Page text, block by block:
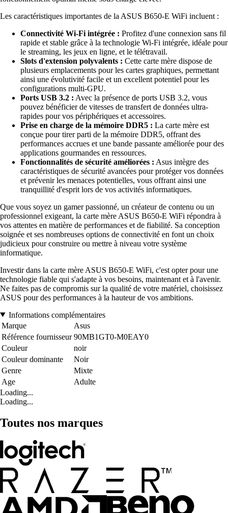
Les caractéristiques importantes de la ASUS B650-E WiFi incluent :
Connectivité Wi-Fi intégrée : Profitez d'une connexion sans fil
rapide et stable grâce à la technologie Wi-Fi intégrée, idéale pour
le streaming, les jeux en ligne, et le télétravail.
Slots d'extension polyvalents : Cette carte mère dispose de
plusieurs emplacements pour les cartes graphiques, permettant
ainsi une évolutivité facile et un excellent potentiel pour les
configurations multi-GPU.
Ports USB 3.2 : Avec la présence de ports USB 3.2, vous
pouvez bénéficier de vitesses de transfert de données ultra-
rapides pour vos périphériques et accessoires.
Prise en charge de la mémoire DDR5 : La carte mère est
conçue pour tirer parti de la mémoire DDR5, offrant des
performances accrues et une bande passante améliorée pour des
applications gourmandes en ressources.
Fonctionnalités de sécurité améliorées : Asus intègre des
caractéristiques de sécurité avancées pour protéger vos données
et prévenir les menaces potentielles, vous offrant ainsi une
tranquillité d'esprit lors de vos activités informatiques.
Que vous soyez un gamer passionné, un créateur de contenu ou un
professionnel exigeant, la carte mère ASUS B650-E WiFi répondra à
vos attentes en matière de performances et de fiabilité. Sa conception
soignée et ses nombreuses options de connectivité en font un choix
judicieux pour construire ou mettre à niveau votre système
informatique.
Investir dans la carte mère ASUS B650-E WiFi, c'est opter pour une
technologie fiable qui s'adapte à vos besoins, maintenant et à l'avenir.
Ne faites pas de compromis sur la qualité de votre matériel, choisissez
ASUS pour des performances à la hauteur de vos ambitions.
Informations complémentaires
Marque
Asus
Référence fournisseur 90MB1GT0-M0EAY0
Couleur
noir
Couleur dominante
Noir
Genre
Mixte
Age
Adulte
Loading...
Loading...
Toutes nos marques